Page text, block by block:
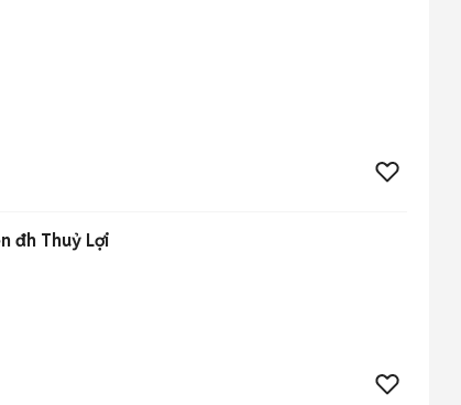
đh Thuỷ Lợi